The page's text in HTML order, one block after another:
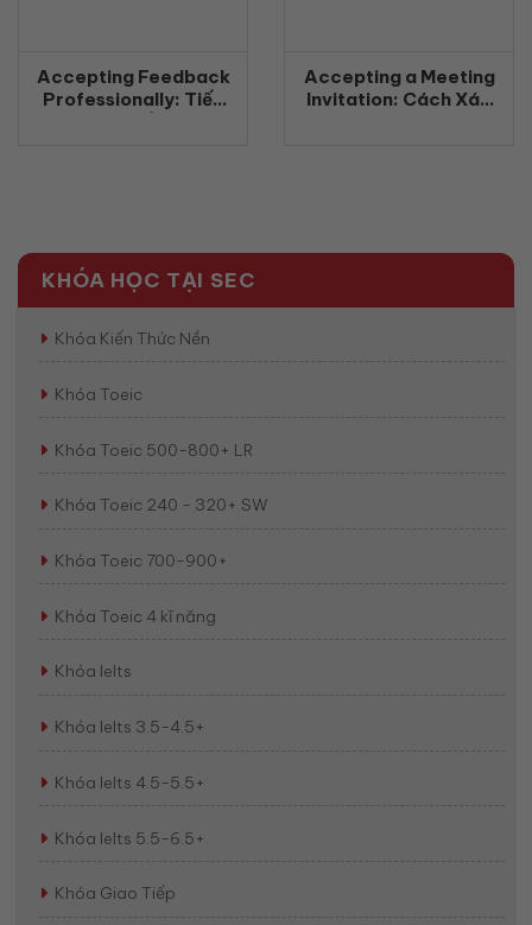
Accepting Feedback
Professionally: Tiếp
Accepting a Meeting
Invitation: Cách Xác
KHÓA HỌC TẠI SEC
Khóa Kiến Thức Nền
Khóa Toeic
Khóa Toeic 500-800+ LR
Khóa Toeic 240 - 320+ SW
Khóa Toeic 700-900+
Khóa Toeic 4 kĩ năng
Khóa Ielts
Khóa Ielts 3.5-4.5+
Khóa Ielts 4.5-5.5+
Khóa Ielts 5.5-6.5+
Khóa Giao Tiếp